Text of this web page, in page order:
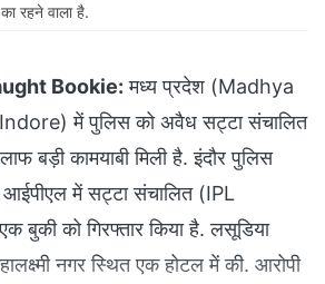
रहने वाला है.
Bookie: मध्य प्रदेश (Madhya
में पुलिस को अवैध सट्टा संचालित
बड़ी कामयाबी मिली है. इंदौर पुलिस
में सट्टा संचालित (IPL
को गिरफ्तार किया है. लसूडिया
नगर स्थित एक होटल में की. आरोपी